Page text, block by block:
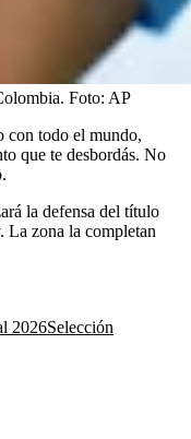
Foto: AP
con todo el mundo,
que te desbordás. No
la defensa del título
La zona la completan
2026Selección